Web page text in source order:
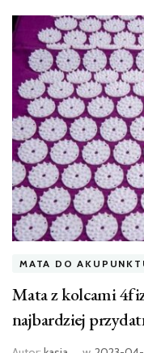
MATA DO
Mata z kolcami
najbardziej